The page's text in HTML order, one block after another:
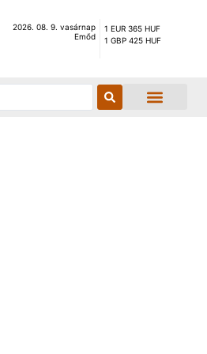
2026. 08. 9. vasárnap
Emőd
1 EUR 365 HUF
1 GBP 425 HUF